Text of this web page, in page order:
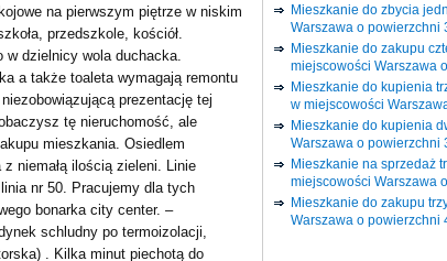
na pierwszym piętrze w niskim
przedszkole, kościół.
w dzielnicy wola duchacka.
a także toaleta wymagają remontu
prezentację tej
tę nieruchomość, ale
mieszkania. Osiedlem
niemałą ilością zieleni. Linie
nr 50. Pracujemy dla tych
bonarka city center. –
schludny po termoizolacji,
. Kilka minut piechotą do
Mieszkanie do zbycia
Warszawa o powierzchni
Mieszkanie do zakupu
miejscowości Warszawa
Mieszkanie do kupienia
w miejscowości
Mieszkanie do kupienia
Warszawa o powierzchni
Mieszkanie na sprzedaż
miejscowości Warszawa
Mieszkanie do zakupu
Warszawa o powierzchni